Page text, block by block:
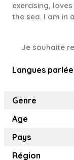
exercising,
the sea. I am in
Je souhaite
Langues
Genre
Age
Pays
Région